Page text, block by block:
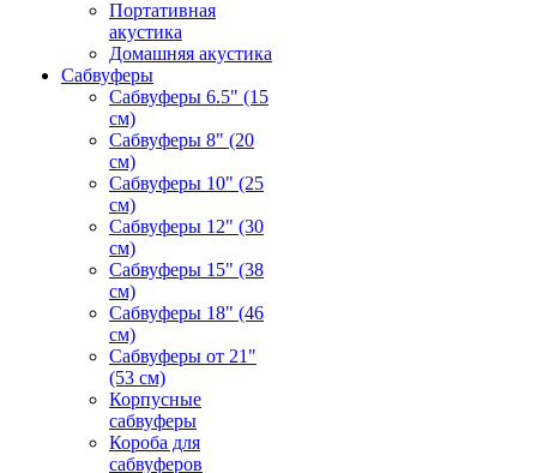
Портативная
акустика
Домашняя акустика
Сабвуферы
Сабвуферы 6.5" (15
см)
Сабвуферы 8" (20
см)
Сабвуферы 10" (25
см)
Сабвуферы 12" (30
см)
Сабвуферы 15" (38
см)
Сабвуферы 18" (46
см)
Сабвуферы от 21"
(53 см)
Корпусные
сабвуферы
Короба для
сабвуферов